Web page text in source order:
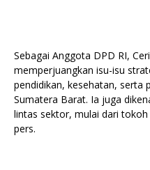
Sebagai Anggota DPD RI,
memperjuangkan isu-isu
pendidikan, kesehatan, serta
Sumatera Barat. Ia juga
lintas sektor, mulai dari
pers.